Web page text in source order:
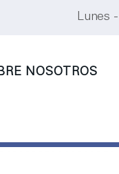
Lunes
NOSOTROS